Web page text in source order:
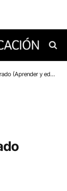
con bienestar y empatía)